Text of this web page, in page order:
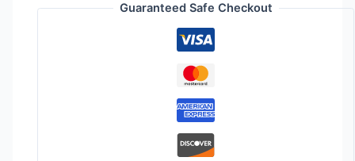
Guaranteed Safe Checkout